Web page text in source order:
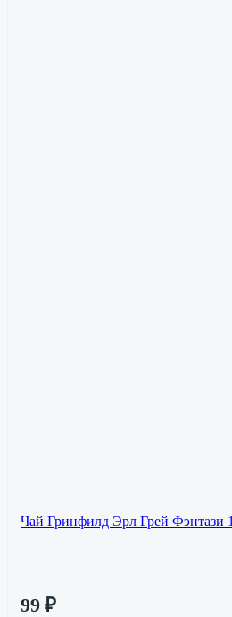
Чай Гринфилд Эрл Грей Фэнтази
99 ₽